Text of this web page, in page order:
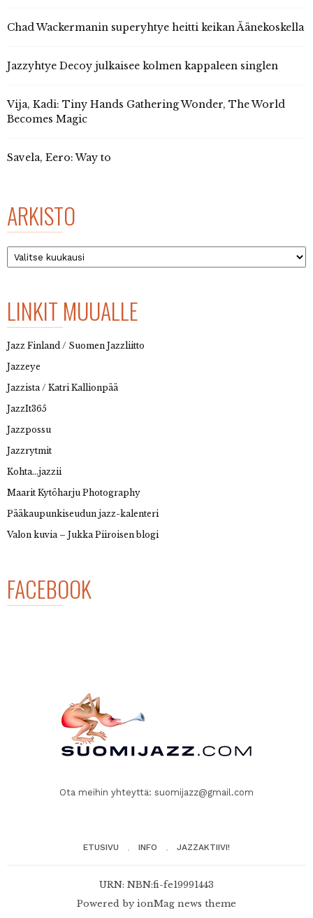
Chad Wackermanin superyhtye heitti keikan Äänekoskella
Jazzyhtye Decoy julkaisee kolmen kappaleen singlen
Vija, Kadi: Tiny Hands Gathering Wonder, The World
Becomes Magic
Savela, Eero: Way to
ARKISTO
Arkisto
LINKIT MUUALLE
Jazz Finland / Suomen Jazzliitto
Jazzeye
Jazzista / Katri Kallionpää
JazzIt365
Jazzpossu
Jazzrytmit
Kohta…jazzii
Maarit Kytöharju Photography
Pääkaupunkiseudun jazz-kalenteri
Valon kuvia – Jukka Piiroisen blogi
FACEBOOK
Ota meihin yhteyttä: suomijazz@gmail.com
ETUSIVU INFO JAZZAKTIIVI!
URN: NBN:fi-fe19991443
Powered by ionMag news theme